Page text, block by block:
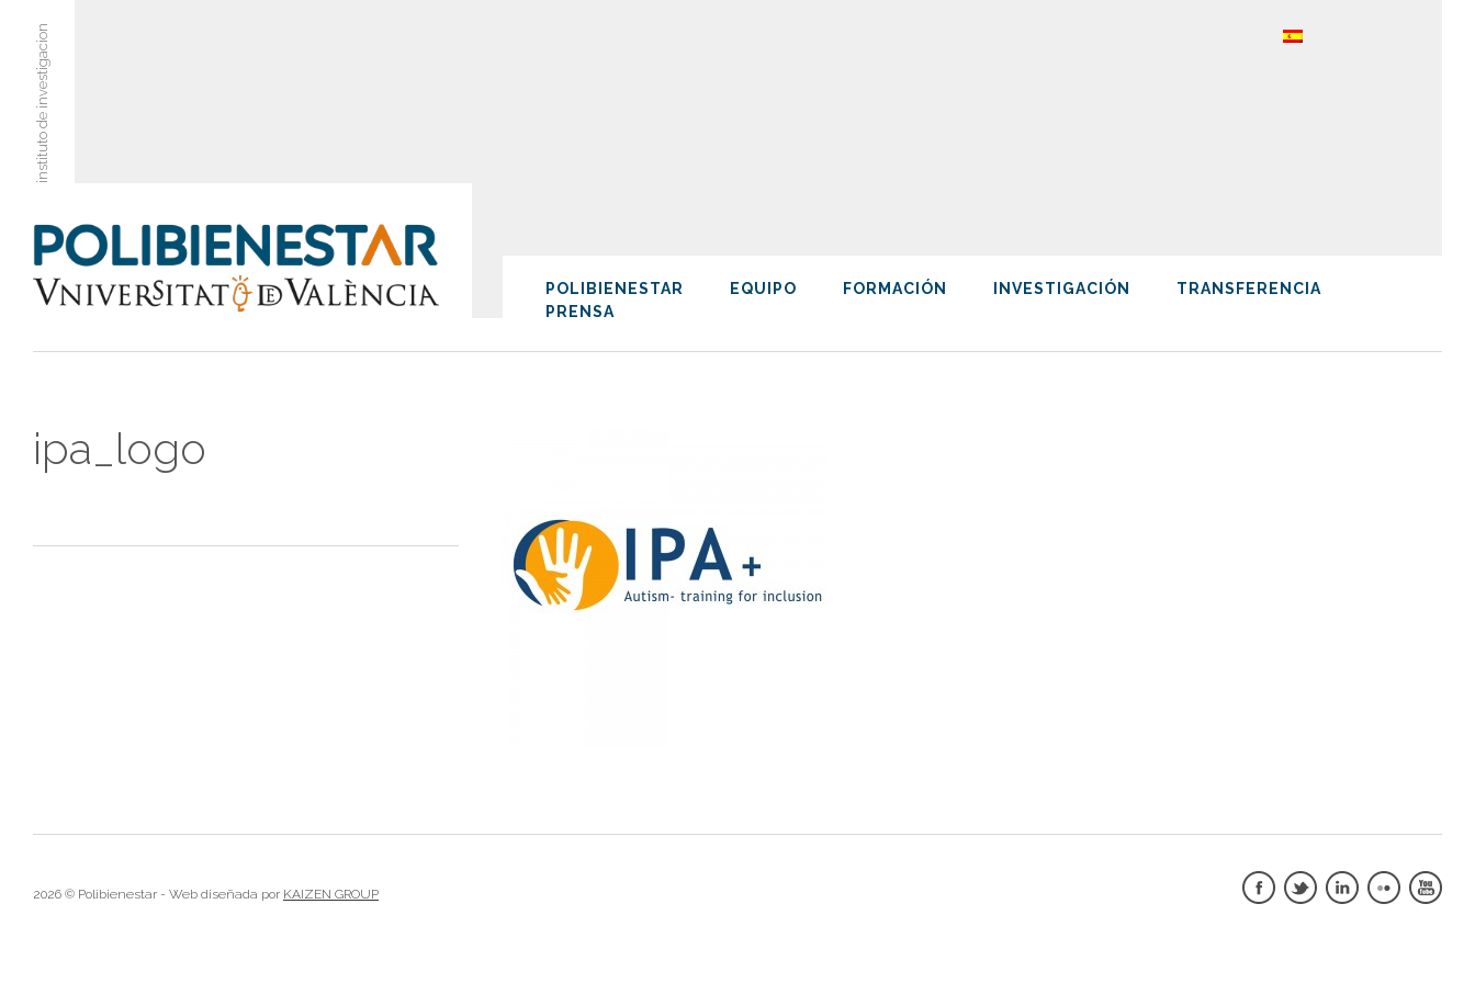
instituto de investigacion
POLIBIENESTAR EQUIPO FORMACIÓN INVESTIGACIÓN
TRANSFERENCIA
PRENSA
ipa_logo
2026 © Polibienestar - Web diseñada por KAIZEN GROUP